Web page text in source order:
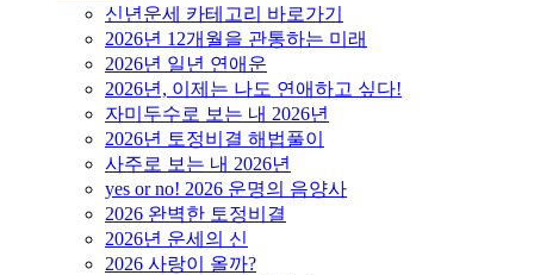
신년운세 카테고리 바로가기
2026년 12개월을 관통하는 미래
2026년 일년 연애운
2026년, 이제는 나도 연애하고 싶다!
자미두수로 보는 내 2026년
2026년 토정비결 해법풀이
사주로 보는 내 2026년
yes or no! 2026 운명의 음양사
2026 완벽한 토정비결
2026년 운세의 신
2026 사랑이 올까?